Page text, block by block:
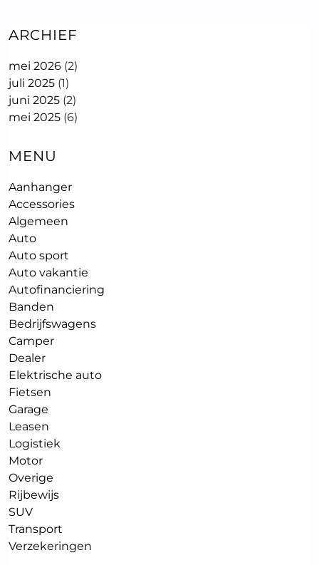
ARCHIEF
mei 2026 (2)
juli 2025 (1)
juni 2025 (2)
mei 2025 (6)
MENU
Aanhanger
Accessories
Algemeen
Auto
Auto sport
Auto vakantie
Autofinanciering
Banden
Bedrijfswagens
Camper
Dealer
Elektrische auto
Fietsen
Garage
Leasen
Logistiek
Motor
Overige
Rijbewijs
SUV
Transport
Verzekeringen